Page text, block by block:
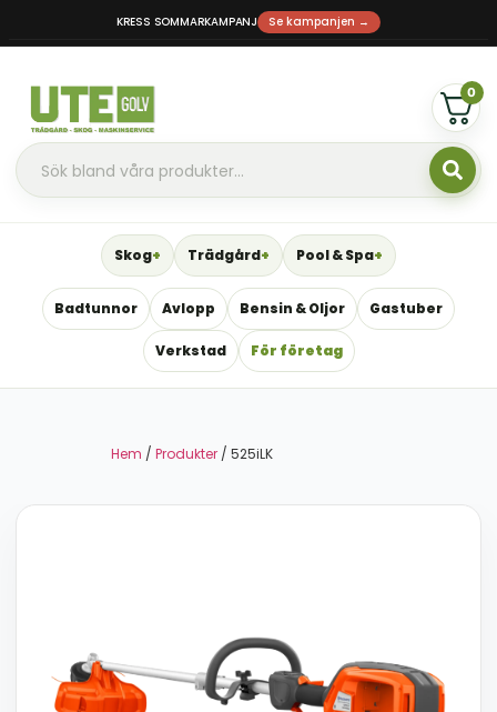
KRESS SOMMARKAMPANJ Se kampanjen →
0
Skog Trädgård Pool & Spa
Badtunnor Avlopp Bensin & Oljor Gastuber
Verkstad För företag
Hem / Produkter / 525iLK